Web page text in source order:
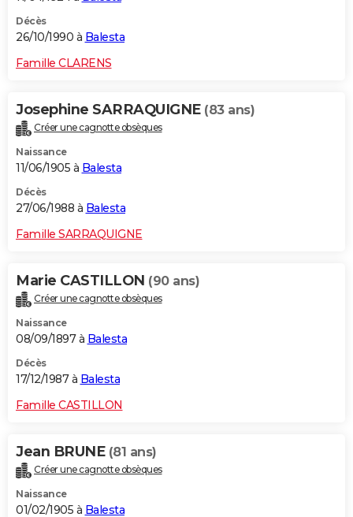
Décès
26/10/1990 à Balesta
Famille CLARENS
Josephine SARRAQUIGNE (83 ans)
Créer une cagnotte obsèques
Naissance
11/06/1905 à Balesta
Décès
27/06/1988 à Balesta
Famille SARRAQUIGNE
Marie CASTILLON (90 ans)
Créer une cagnotte obsèques
Naissance
08/09/1897 à Balesta
Décès
17/12/1987 à Balesta
Famille CASTILLON
Jean BRUNE (81 ans)
Créer une cagnotte obsèques
Naissance
01/02/1905 à Balesta